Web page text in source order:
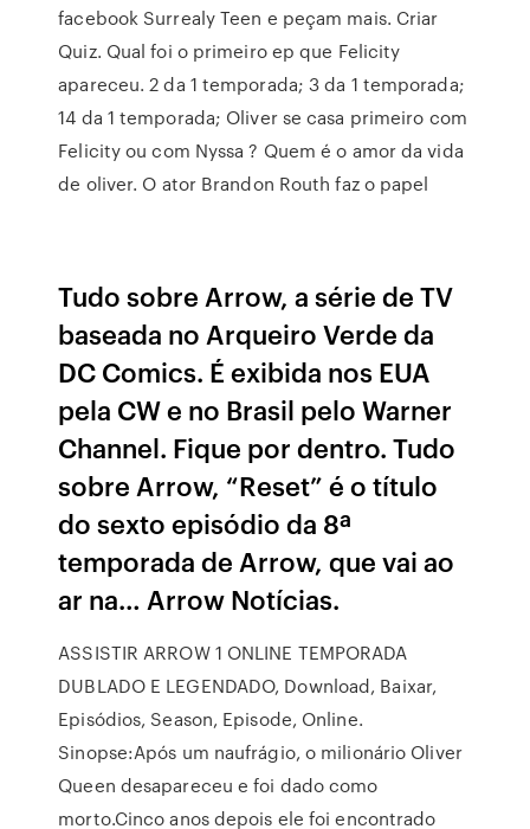
facebook Surrealy Teen e peçam mais. Criar
Quiz. Qual foi o primeiro ep que Felicity
apareceu. 2 da 1 temporada; 3 da 1 temporada;
14 da 1 temporada; Oliver se casa primeiro com
Felicity ou com Nyssa ? Quem é o amor da vida
de oliver. O ator Brandon Routh faz o papel
Tudo sobre Arrow, a série de TV
baseada no Arqueiro Verde da
DC Comics. É exibida nos EUA
pela CW e no Brasil pelo Warner
Channel. Fique por dentro. Tudo
sobre Arrow, “Reset” é o título
do sexto episódio da 8ª
temporada de Arrow, que vai ao
ar na… Arrow Notícias.
ASSISTIR ARROW 1 ONLINE TEMPORADA
DUBLADO E LEGENDADO, Download, Baixar,
Episódios, Season, Episode, Online.
Sinopse:Após um naufrágio, o milionário Oliver
Queen desapareceu e foi dado como
morto.Cinco anos depois ele foi encontrado